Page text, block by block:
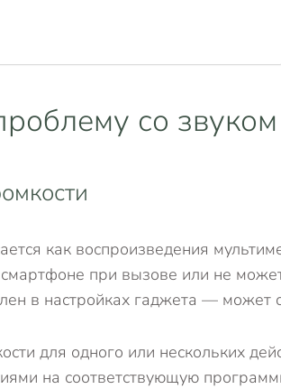
со
как воспроизведения
при вызове или не
в настройках гаджета — может
для одного или нескольких
на соответствующую